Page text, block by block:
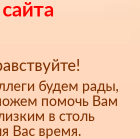
сайта
будем рады,
помочь Вам
в столь
Вас время.